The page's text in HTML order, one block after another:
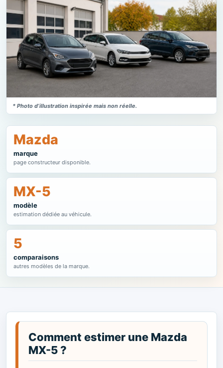
* Photo d’illustration inspirée mais non réelle.
Mazda
marque
page constructeur disponible.
MX-5
modèle
estimation dédiée au véhicule.
5
comparaisons
autres modèles de la marque.
Comment estimer une Mazda
MX-5 ?